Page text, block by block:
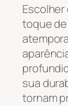
toque
sua
tornam